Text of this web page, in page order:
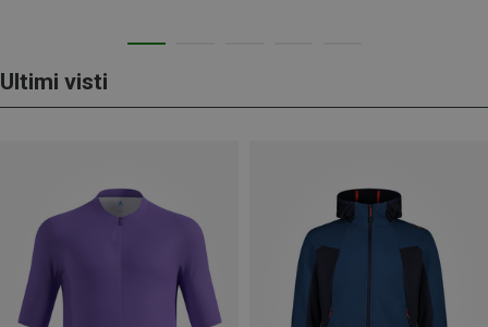
Ultimi visti